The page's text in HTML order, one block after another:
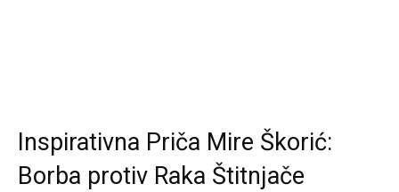
Inspirativna Priča Mire Škorić:
Borba protiv Raka Štitnjače